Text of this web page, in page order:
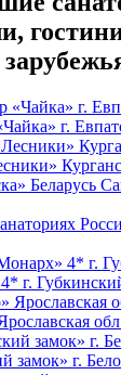
г.
г.
замок» г.